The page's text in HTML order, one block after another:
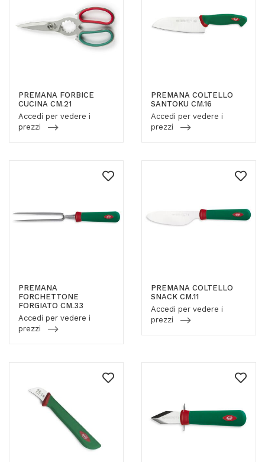
PREMANA FORBICE
CUCINA CM.21
Accedi per vedere i
prezzi
PREMANA COLTELLO
SANTOKU CM.16
Accedi per vedere i
prezzi
PREMANA
FORCHETTONE
FORGIATO CM.33
Accedi per vedere i
prezzi
PREMANA COLTELLO
SNACK CM.11
Accedi per vedere i
prezzi